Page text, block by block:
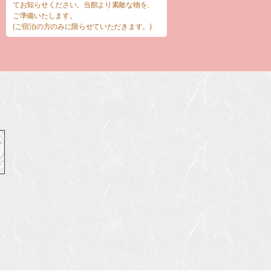
てお知らせください。当館より素敵な物を、
ご準備いたします。
(ご宿泊の方のみに限らせていただきます。)